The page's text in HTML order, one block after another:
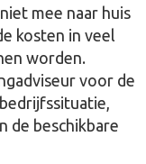
mee naar huis
kosten in veel
worden.
voor de
de beschikbare